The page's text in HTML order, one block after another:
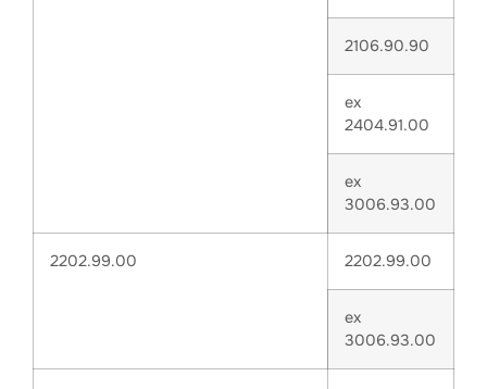
2106.90.90
ex
2404.91.00
ex
3006.93.00
2202.99.00 2202.99.00
ex
3006.93.00